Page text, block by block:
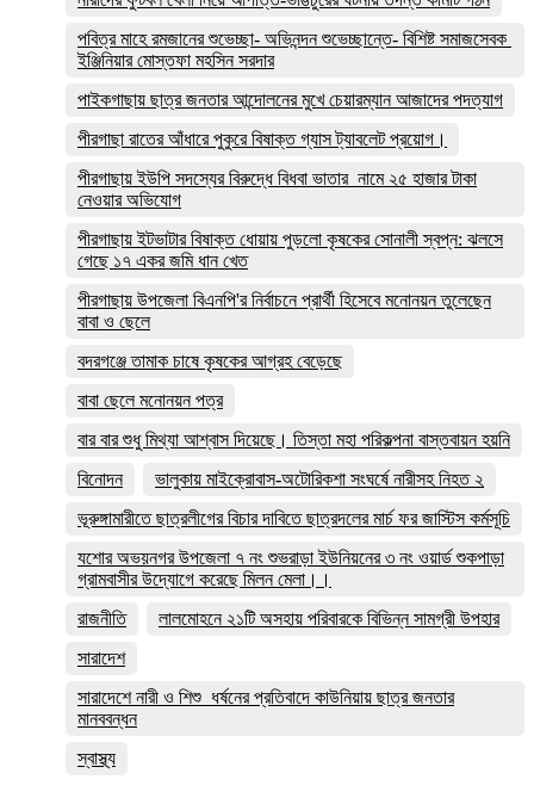
পবিত্র মাহে রমজানের শুভেচ্ছা- অভিনন্দন শুভেচ্ছান্তে- বিশিষ্ট সমাজসেবক
ইঞ্জিনিয়ার মোস্তফা মহসিন সরদার
পাইকগাছায় ছাত্র জনতার আন্দোলনের মুখে চেয়ারম্যান আজাদের পদত্যাগ
পীরগাছা রাতের আঁধারে পুকুরে বিষাক্ত গ্যাস ট্যাবলেট প্রয়োগ।
পীরগাছায় ইউপি সদস্যের বিরুদ্ধে বিধবা ভাতার নামে ২৫ হাজার টাকা
নেওয়ার অভিযোগ
পীরগাছায় ইটভাটার বিষাক্ত ধোয়ায় পুড়লো কৃষকের সোনালী স্বপ্ন: ঝলসে
গেছে ১৭ একর জমি ধান খেত
পীরগাছায় উপজেলা বিএনপি'র নির্বাচনে প্রার্থী হিসেবে মনোনয়ন তুলেছেন
বাবা ও ছেলে
বদরগঞ্জে তামাক চাষে কৃষকের আগ্রহ বেড়েছে
বাবা ছেলে মনোনয়ন পত্র
বার বার শুধু মিথ্যা আশ্বাস দিয়েছে। তিস্তা মহা পরিকল্পনা বাস্তবায়ন হয়নি
বিনোদন
ভালুকায় মাইক্রোবাস-অটোরিকশা সংঘর্ষে নারীসহ নিহত ২
ভূরুঙ্গামারীতে ছাত্রলীগের বিচার দাবিতে ছাত্রদলের মার্চ ফর জাস্টিস কর্মসূচি
যশোর অভয়নগর উপজেলা ৭ নং শুভরাড়া ইউনিয়নের ৩ নং ওয়ার্ড শুকপাড়া
গ্রামবাসীর উদ্যোগে করেছে মিলন মেলা।।
রাজনীতি
লালমোহনে ২১টি অসহায় পরিবারকে বিভিন্ন সামগ্রী উপহার
সারাদেশ
সারাদেশে নারী ও শিশু ধর্ষনের প্রতিবাদে কাউনিয়ায় ছাত্র জনতার
মানববন্ধন
স্বাস্থ্য